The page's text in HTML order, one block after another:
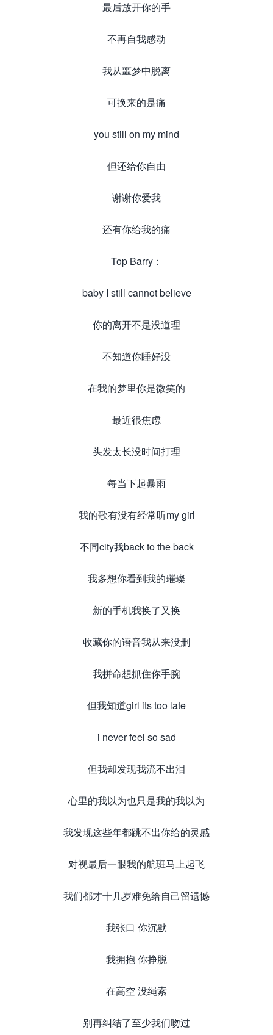
最后放开你的手
不再自我感动
我从噩梦中脱离
可换来的是痛
you still on my mind
但还给你自由
谢谢你爱我
还有你给我的痛
Top Barry：
baby I still cannot believe
你的离开不是没道理
不知道你睡好没
在我的梦里你是微笑的
最近很焦虑
头发太长没时间打理
每当下起暴雨
我的歌有没有经常听my girl
不同city我back to the back
我多想你看到我的璀璨
新的手机我换了又换
收藏你的语音我从来没删
我拼命想抓住你手腕
但我知道girl its too late
i never feel so sad
但我却发现我流不出泪
心里的我以为也只是我的我以为
我发现这些年都跳不出你给的灵感
对视最后一眼我的航班马上起飞
我们都才十几岁难免给自己留遗憾
我张口 你沉默
我拥抱 你挣脱
在高空 没绳索
别再纠结了至少我们吻过